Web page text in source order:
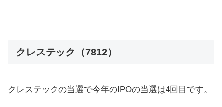
クレステック（7812）
クレステックの当選で今年のIPOの当選は4回目です。